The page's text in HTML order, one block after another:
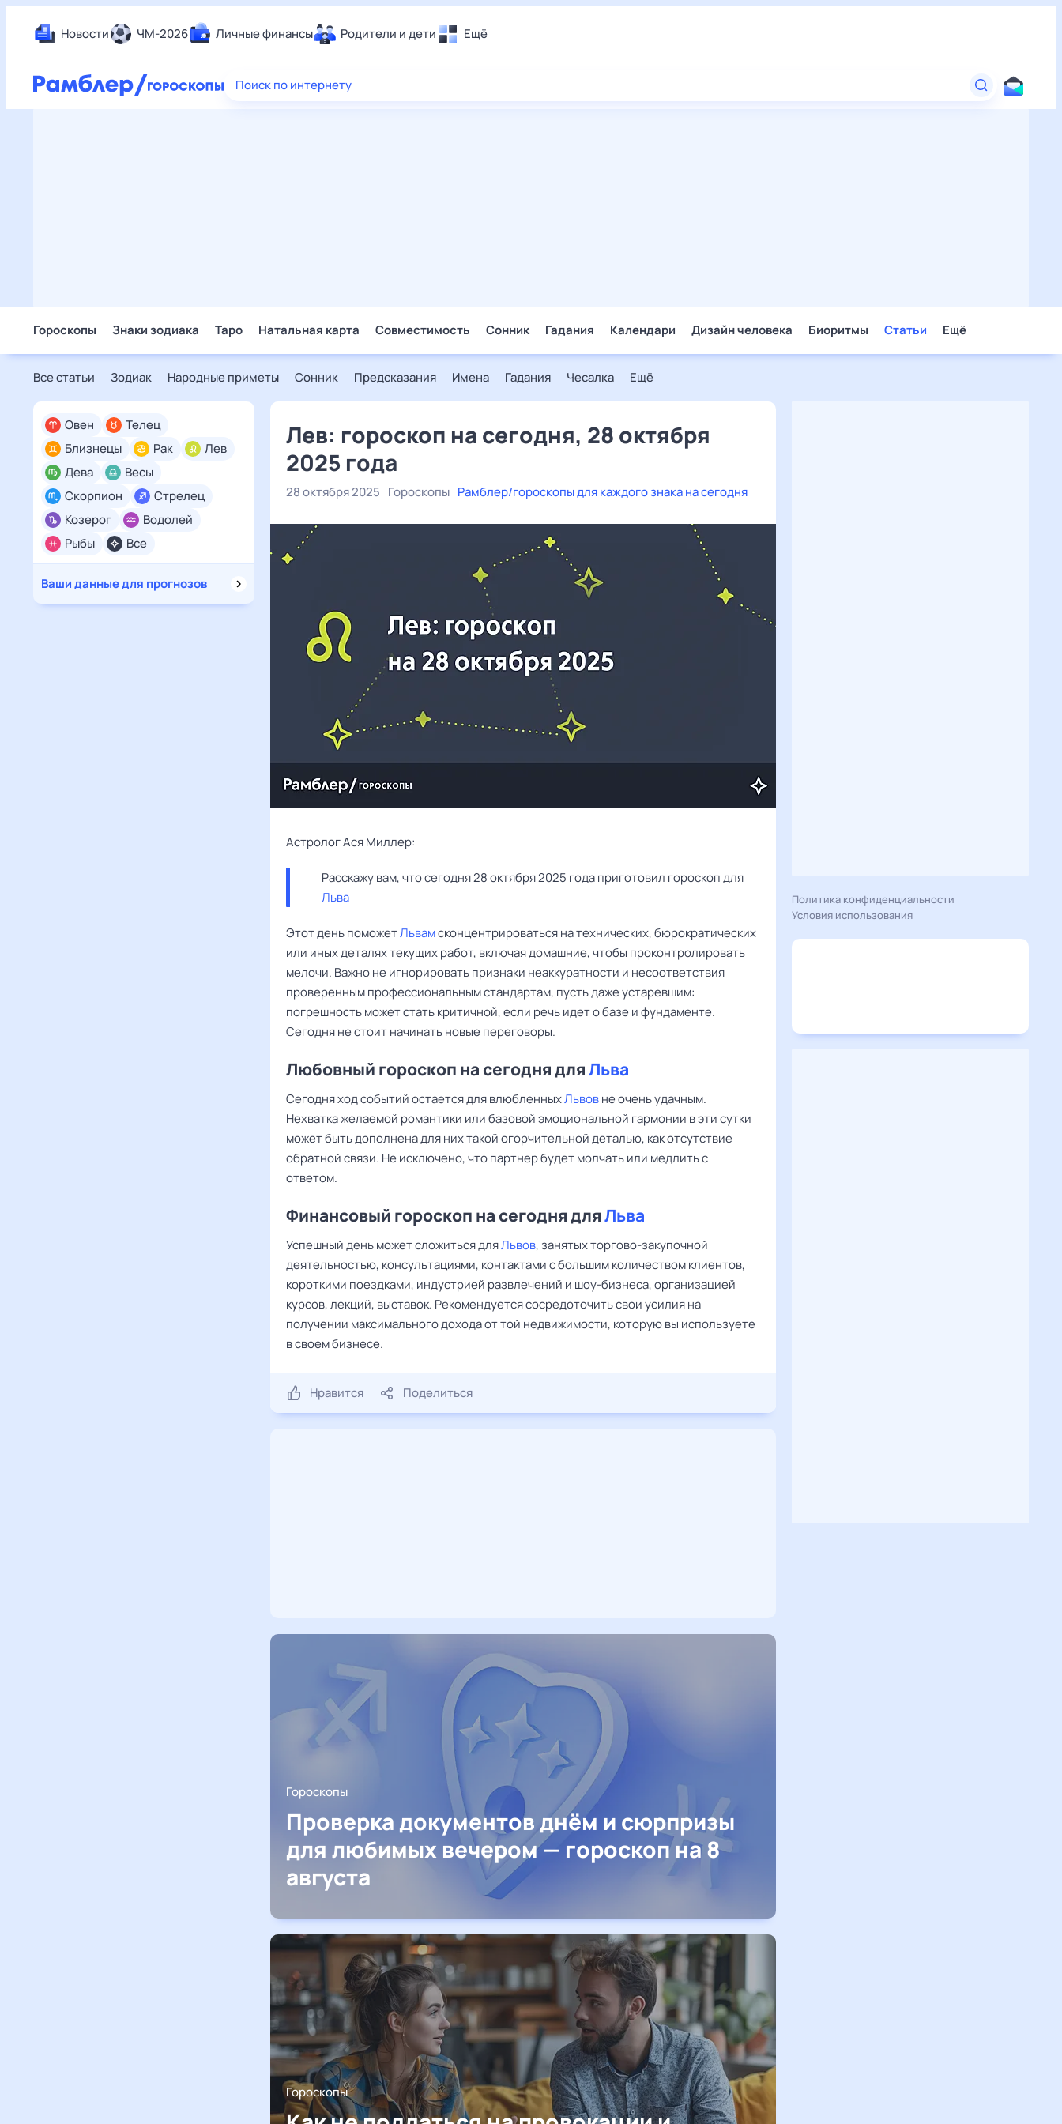
Новости ЧМ-2026 Личные финансы Родители и дети Ещё
Еда
Поиск по интернету
Гороскопы Знаки зодиака Таро Натальная карта Совместимость Сонник Гадания Календари Дизайн человека Биоритмы Статьи Ещё
Все статьи Зодиак Народные приметы Сонник Предсказания Имена Гадания Чесалка Ещё
Все
Овен
Телец
Близнецы
Рак
Лев
Дева
Весы
Скорпион
Стрелец
Козерог
Водолей
Рыбы
Ваши данные для прогнозов
Лев: гороскоп на сегодня, 28 октября
2025 года
28 октября 2025 Гороскопы Рамблер/гороскопы для каждого знака на сегодня
Астролог Ася Миллер:
Льва
Этот день поможетЛьвамсконцентрироваться на технических, бюрократических
или иных деталях текущих работ, включая домашние, чтобы проконтролировать
мелочи. Важно не игнорировать признаки неаккуратности и несоответствия
проверенным профессиональным стандартам, пусть даже устаревшим:
погрешность может стать критичной, если речь идет о базе и фундаменте.
Сегодня не стоит начинать новые переговоры.
Любовный гороскоп на сегодня дляЛьва
Сегодня ход событий остается для влюбленныхЛьвовне очень удачным.
Нехватка желаемой романтики или базовой эмоциональной гармонии в эти сутки
может быть дополнена для них такой огорчительной деталью, как отсутствие
обратной связи. Не исключено, что партнер будет молчать или медлить с
ответом.
Финансовый гороскоп на сегодня дляЛьва
Успешный день может сложиться дляЛьвов, занятых торгово-закупочной
деятельностью, консультациями, контактами с большим количеством клиентов,
короткими поездками, индустрией развлечений и шоу-бизнеса, организацией
курсов, лекций, выставок. Рекомендуется сосредоточить свои усилия на
получении максимального дохода от той недвижимости, которую вы используете
в своем бизнесе.
Нравится Поделиться
Гороскопы
Проверка документов днём и сюрпризы
для любимых вечером — гороскоп на 8
августа
Гороскопы
Политика конфиденциальности
Условия использования